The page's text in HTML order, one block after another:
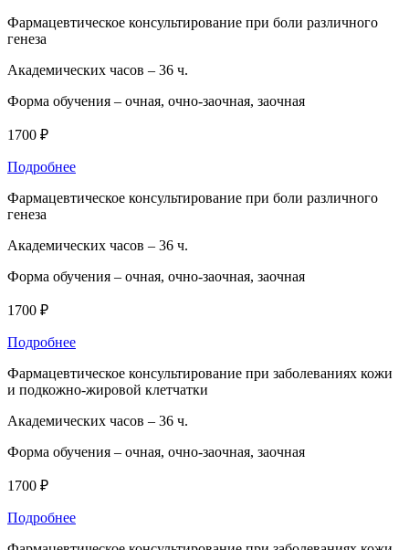
Фармацевтическое консультирование при боли различного
генеза
Академических часов – 36 ч.
Форма обучения – очная, очно-заочная, заочная
1700 ₽
Подробнее
Фармацевтическое консультирование при боли различного
генеза
Академических часов – 36 ч.
Форма обучения – очная, очно-заочная, заочная
1700 ₽
Подробнее
Фармацевтическое консультирование при заболеваниях кожи
и подкожно-жировой клетчатки
Академических часов – 36 ч.
Форма обучения – очная, очно-заочная, заочная
1700 ₽
Подробнее